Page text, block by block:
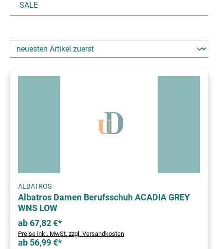
SALE
ALBATROS
Albatros Damen Berufsschuh ACADIA GREY
WNS LOW
ab 67,82 €*
Preise inkl. MwSt. zzgl. Versandkosten
ab 56,99 €*